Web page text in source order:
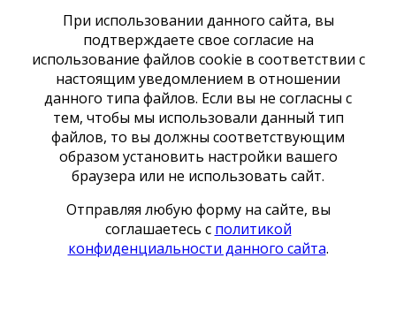
При использовании данного сайта, вы
подтверждаете свое согласие на
использование файлов cookie в соответствии с
настоящим уведомлением в отношении
данного типа файлов. Если вы не согласны с
тем, чтобы мы использовали данный тип
файлов, то вы должны соответствующим
образом установить настройки вашего
браузера или не использовать сайт.
Отправляя любую форму на сайте, вы
соглашаетесь с политикой
конфиденциальности данного сайта.